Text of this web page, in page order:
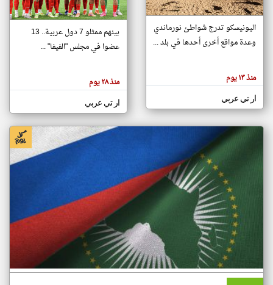
تغيير الدولة
اخبار جزر القمر على مدار الساعة
أهم اخبار جزر القمر العاجلة والمباشرة
هنا عن
وجهة
كاتبيها.
اليونيسكو تدرج شواطئ نورماندي
وعدة مواقع أخرى أحدها في بلد ...
منذ ١٣ يوم
ار تي عربي
بينهم ممثلو 7 دول عربية.. 13
عضوا في مجلس "الفيفا" ...
منذ ٢٨ يوم
ار تي عربي
klyoum.com